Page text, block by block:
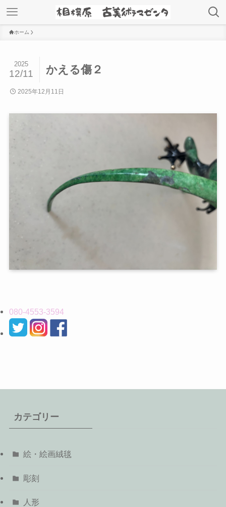
ホーム
かえる傷２
2025
12/11
2025年12月11日
080-4553-3594
カテゴリー
絵・絵画絨毯
彫刻
人形